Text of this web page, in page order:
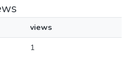
views
1